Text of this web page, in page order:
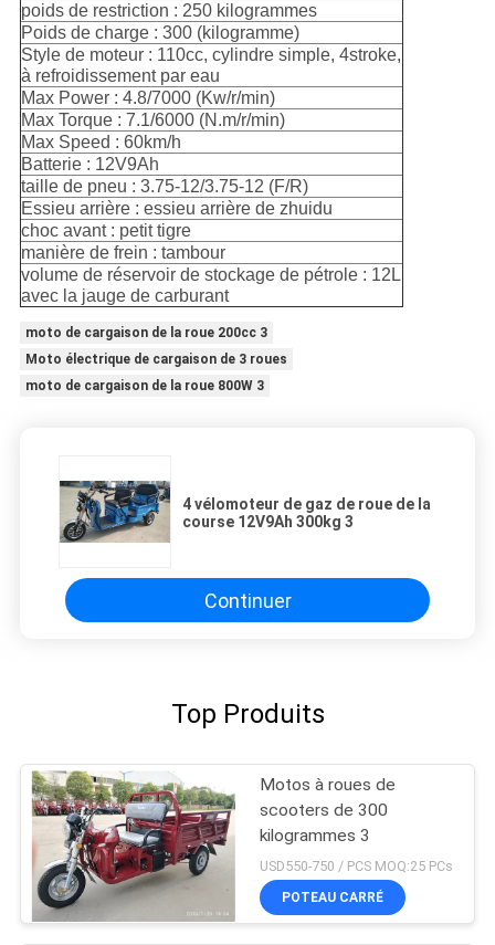
poids de restriction : 250 kilogrammes
Poids de charge : 300 (kilogramme)
Style de moteur : 110cc, cylindre simple, 4stroke,
à refroidissement par eau
Max Power : 4.8/7000 (Kw/r/min)
Max Torque : 7.1/6000 (N.m/r/min)
Max Speed : 60km/h
Batterie : 12V9Ah
taille de pneu : 3.75-12/3.75-12 (F/R)
Essieu arrière : essieu arrière de zhuidu
choc avant : petit tigre
manière de frein : tambour
volume de réservoir de stockage de pétrole : 12L
avec la jauge de carburant
moto de cargaison de la roue 200cc 3
Moto électrique de cargaison de 3 roues
moto de cargaison de la roue 800W 3
4 vélomoteur de gaz de roue de la
course 12V9Ah 300kg 3
Continuer
Top Produits
Motos à roues de
scooters de 300
kilogrammes 3
USD550-750 / PCS MOQ:25 PCs
POTEAU CARRÉ